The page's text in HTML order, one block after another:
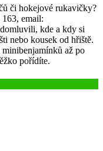
Více informací na
ceny
kde a kdy si